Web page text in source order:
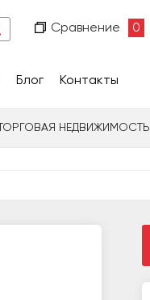
Сравнение 0
Блог Контакты
ТОРГОВАЯ НЕДВИЖИМОСТЬ